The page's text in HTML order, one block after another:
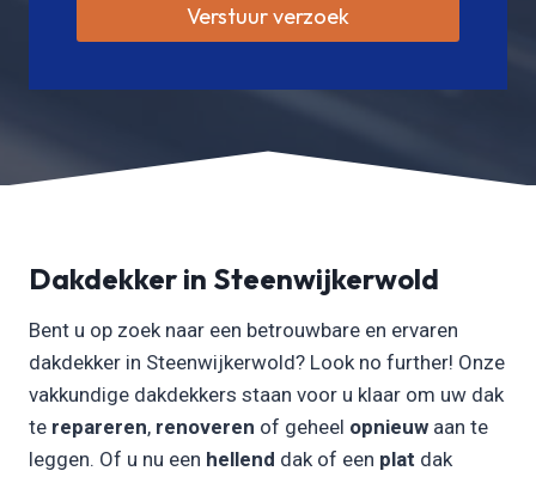
Verstuur verzoek
Dakdekker in Steenwijkerwold
Bent u op zoek naar een betrouwbare en ervaren
dakdekker in Steenwijkerwold? Look no further! Onze
vakkundige dakdekkers staan voor u klaar om uw dak
te repareren, renoveren of geheel opnieuw aan te
leggen. Of u nu een hellend dak of een plat dak